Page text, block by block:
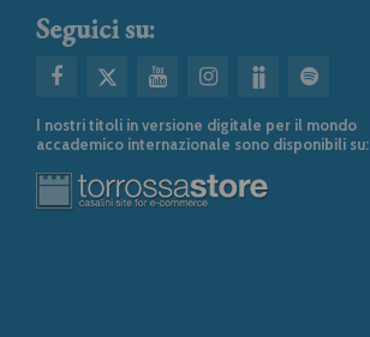
Seguici su:
I nostri titoli in versione digitale per il mondo
accademico internazionale sono disponibili su: